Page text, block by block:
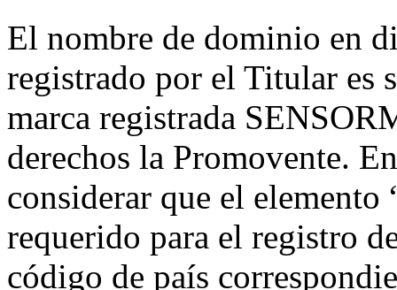
El nombre de dominio en
registrado por el Titular es
marca registrada
derechos la Promovente.
considerar que el elemento
requerido para el registro
código de país